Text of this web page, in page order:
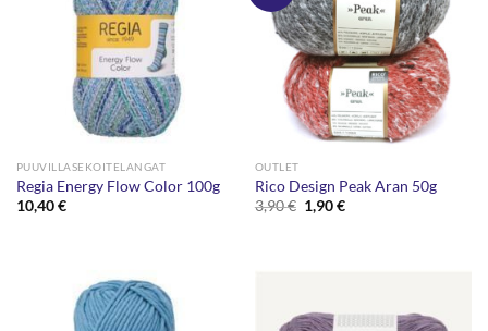
PUUVILLASEKOITELANGAT
Regia Energy Flow Color 100g
10,40€
OUTLET
Rico Design Peak Aran 50g
3,90€ Alkuperäinen
hinta
1,90€Nykyinen